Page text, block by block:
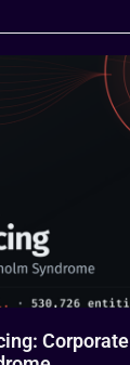
Corporate